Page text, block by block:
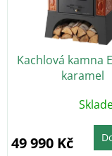
Kachlová kamna
karamel
49 990 Kč